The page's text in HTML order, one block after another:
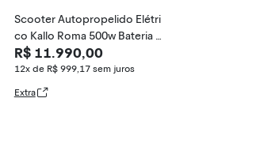
Scooter Autopropelido Elétri
co Kallo Roma 500w Bateria 4
8v 20ah
R$ 11.990,00
12x de R$ 999,17 sem juros
Extra